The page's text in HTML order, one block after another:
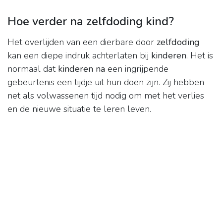
Hoe verder na zelfdoding kind?
Het overlijden van een dierbare door zelfdoding
kan een diepe indruk achterlaten bij kinderen. Het is
normaal dat kinderen na een ingrijpende
gebeurtenis een tijdje uit hun doen zijn. Zij hebben
net als volwassenen tijd nodig om met het verlies
en de nieuwe situatie te leren leven.